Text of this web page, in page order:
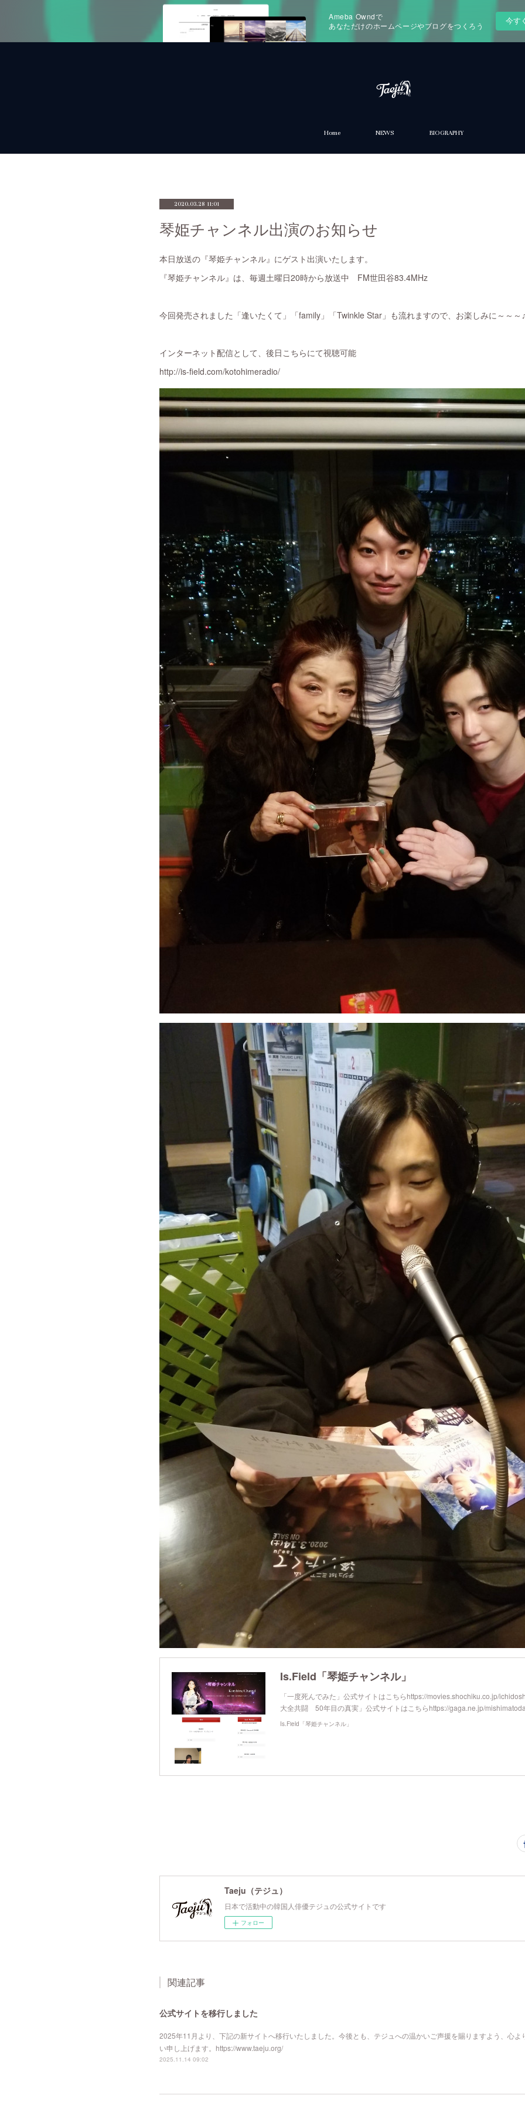
Ameba Owndで
あなただけのホームページやブログをつくろう
今す
Home NEWS BIOGRAPHY
2020.03.28 11:01
琴姫チャンネル出演のお知らせ
本日放送の『琴姫チャンネル』にゲスト出演いたします。
『琴姫チャンネル』は、毎週土曜日20時から放送中 FM世田谷83.4MHz
今回発売されました「逢いたくて」「family」「Twinkle Star」も流れますので、お楽しみに～～
インターネット配信として、後日こちらにて視聴可能
http://is-field.com/kotohimeradio/
Is.Field「琴姫チャンネル」
「一度死んでみた」公式サイトはこちらhttps://movies.shochiku.co.jp/
大全共闘 50年目の真実」公式サイトはこちらhttps://gaga.ne.jp/
Is.Field「琴姫チャンネル」
Taeju（テジュ）
日本で活動中の韓国人俳優テジュの公式サイトです
フォロー
関連記事
公式サイトを移行しました
2025年11月より、下記の新サイトへ移行いたしました。今後とも、テジュへの温かいご声援を賜りますよう、心よ
い申し上げます。https://www.taeju.org/
2025.11.14 09:02